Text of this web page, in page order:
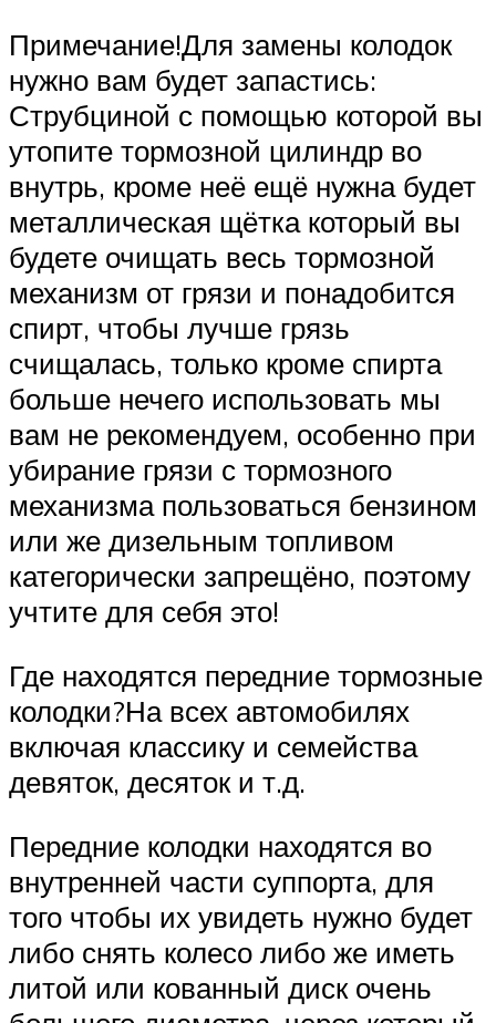
Примечание!Для замены колодок
нужно вам будет запастись:
Струбциной с помощью которой вы
утопите тормозной цилиндр во
внутрь, кроме неё ещё нужна будет
металлическая щётка который вы
будете очищать весь тормозной
механизм от грязи и понадобится
спирт, чтобы лучше грязь
счищалась, только кроме спирта
больше нечего использовать мы
вам не рекомендуем, особенно при
убирание грязи с тормозного
механизма пользоваться бензином
или же дизельным топливом
категорически запрещёно, поэтому
учтите для себя это!
Где находятся передние тормозные
колодки?На всех автомобилях
включая классику и семейства
девяток, десяток и т.д.
Передние колодки находятся во
внутренней части суппорта, для
того чтобы их увидеть нужно будет
либо снять колесо либо же иметь
литой или кованный диск очень